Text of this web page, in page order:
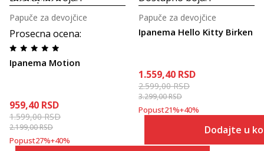
Prosecna ocena:
Ipanema Motion
Papuče za devojčice
959,40 RSD
1.599,00RSD
2.199,00RSD
Popust27%+40%
Ipanema Hello Kitty Birken
Papuče za devojčice
1.559,40 RSD
2.599,00RSD
3.299,00RSD
Popust21%+40%
Dodajte u